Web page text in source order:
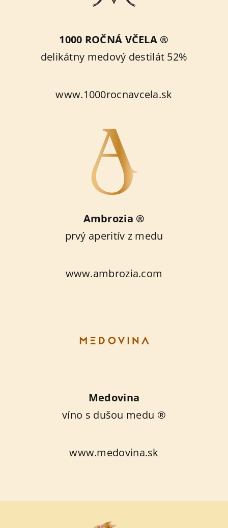
1000 ROČNÁ VČELA ®
delikátny medový destilát 52%
www.1000rocnavcela.sk
Ambrozia ®
prvý aperitív z medu
www.ambrozia.com
Medovina
víno s dušou medu ®
www.medovina.sk